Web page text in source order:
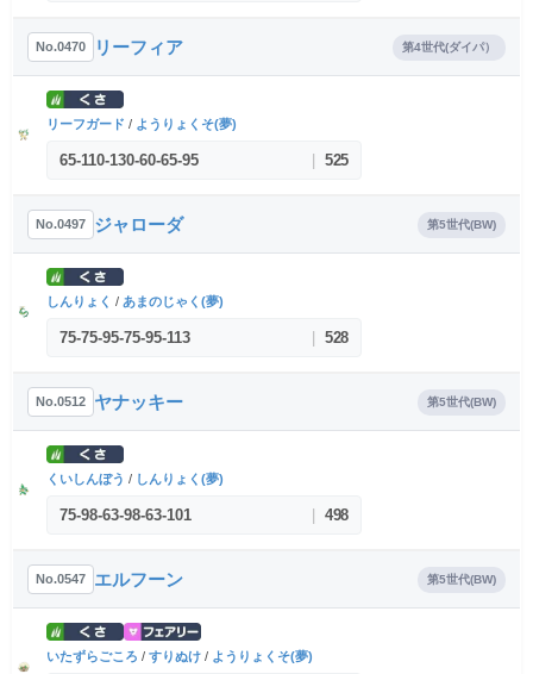
No.0470 リーフィア 第4世代(ダイパ）
リーフガード / ようりょくそ(夢)
65-110-130-60-65-95 525
No.0497 ジャローダ 第5世代(BW)
しんりょく / あまのじゃく(夢)
75-75-95-75-95-113 528
No.0512 ヤナッキー 第5世代(BW)
くいしんぼう / しんりょく(夢)
75-98-63-98-63-101 498
No.0547 エルフーン 第5世代(BW)
いたずらごころ / すりぬけ / ようりょくそ(夢)